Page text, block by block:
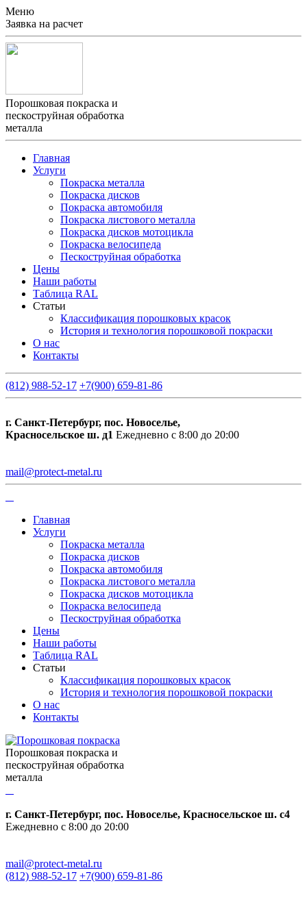
Меню
Заявка на расчет
Порошковая покраска и
пескоструйная обработка
металла
Главная
Услуги
Покраска металла
Покраска дисков
Покраска автомобиля
Покраска листового металла
Покраска дисков мотоцикла
Покраска велосипеда
Пескоструйная обработка
Цены
Наши работы
Таблица RAL
Статьи
Классификация порошковых красок
История и технология порошковой покраски
О нас
Контакты
(812) 988-52-17 +7(900) 659-81-86
г. Санкт-Петербург, пос. Новоселье,
Красносельское ш. д1 Ежедневно с 8:00 до 20:00
mail@protect-metal.ru
Главная
Услуги
Покраска металла
Покраска дисков
Покраска автомобиля
Покраска листового металла
Покраска дисков мотоцикла
Покраска велосипеда
Пескоструйная обработка
Цены
Наши работы
Таблица RAL
Статьи
Классификация порошковых красок
История и технология порошковой покраски
О нас
Контакты
Порошковая покраска и
пескоструйная обработка
металла
г. Санкт-Петербург, пос. Новоселье, Красносельское ш. c4
Ежедневно с 8:00 до 20:00
mail@protect-metal.ru
(812) 988-52-17 +7(900) 659-81-86